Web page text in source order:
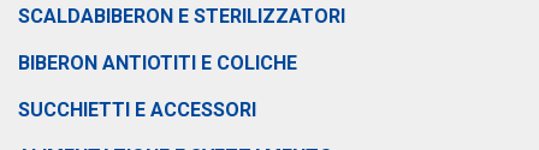
SCALDABIBERON E STERILIZZATORI
BIBERON ANTIOTITI E COLICHE
SUCCHIETTI E ACCESSORI